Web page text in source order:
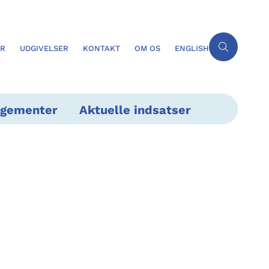
UDGIVELSER KONTAKT OM OS ENGLISH
Aktuelle indsatser